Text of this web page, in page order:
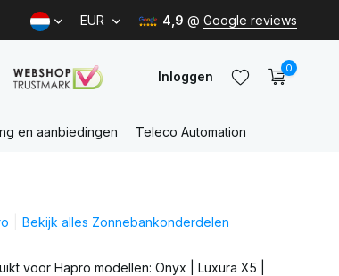
EUR 4,9 @ Google reviews
Inloggen
Account
0
en aanbiedingen Teleco Automation
Bekijk alles Zonnebankonderdelen
voor Hapro modellen: Onyx | Luxura X5 |